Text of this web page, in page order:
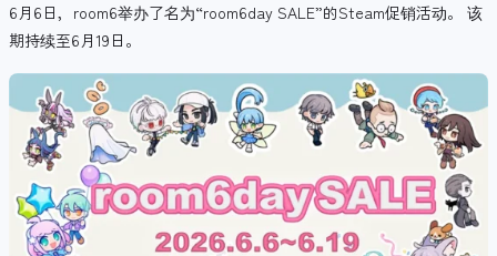
6月6日，room6举办了名为“room6day SALE”的Steam促销活动。 该
期持续至6月19日。